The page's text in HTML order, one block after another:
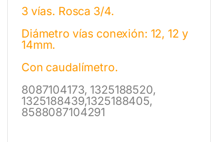
3 vías. Rosca 3/4.
Diámetro vías conexión: 12, 12 y
14mm.
Con caudalímetro.
8087104173, 1325188520,
1325188439,1325188405,
8588087104291